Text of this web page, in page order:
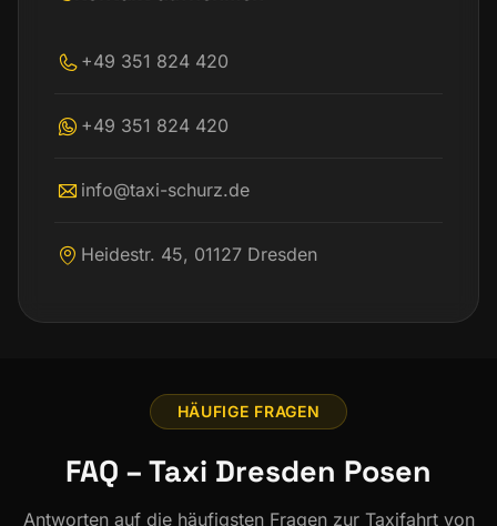
+49 351 824 420
+49 351 824 420
info@taxi-schurz.de
Heidestr. 45, 01127 Dresden
HÄUFIGE FRAGEN
FAQ – Taxi Dresden Posen
Antworten auf die häufigsten Fragen zur Taxifahrt von